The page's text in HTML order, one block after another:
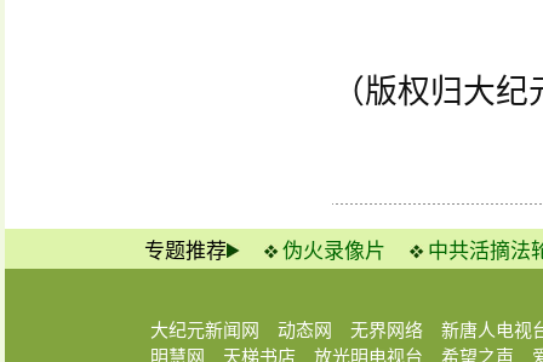
（版权归大
专题推荐 伪火录像片 中共活摘法
大纪元新闻网 动态网 无界网络
新唐人电视
明慧网
天梯书店 放光明电视台 希望之声